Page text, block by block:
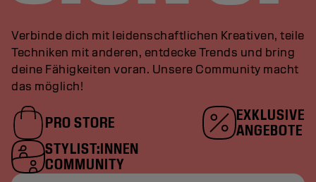
Verbinde dich mit leidenschaftlichen Kreativen, teile
Techniken mit anderen, entdecke Trends und bring
deine Fähigkeiten voran. Unsere Community macht
das möglich!
PRO STORE
EXKLUSIVE
ANGEBOTE
STYLIST:INNEN
COMMUNITY